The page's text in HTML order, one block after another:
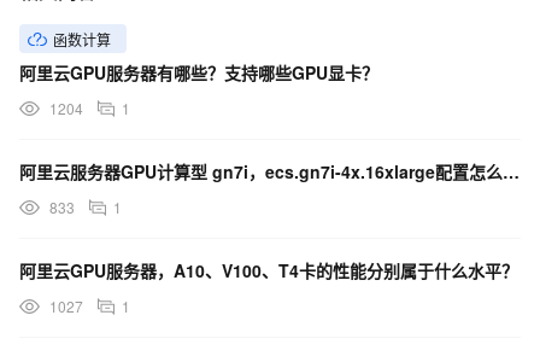
函数计算
阿里云GPU服务器有哪些？支持哪些GPU显卡？
1204 1
阿里云服务器GPU计算型 gn7i，ecs.gn7i-4x.16xlarge配置怎么样？
833 1
阿里云GPU服务器，A10、V100、T4卡的性能分别属于什么水平？
1027 1